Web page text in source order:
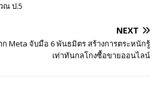
ณ ป.5
NEXT
ก Meta จับมือ 6 พันธมิตร สร้างการตระหนักรู้
เท่าทันกลโกงซื้อขายออนไลน์